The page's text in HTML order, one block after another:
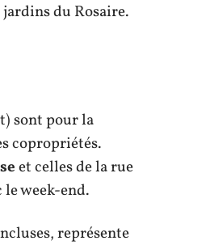
du Rosaire.
sont pour la
copropriétés.
et celles de la rue
week-end.
représente